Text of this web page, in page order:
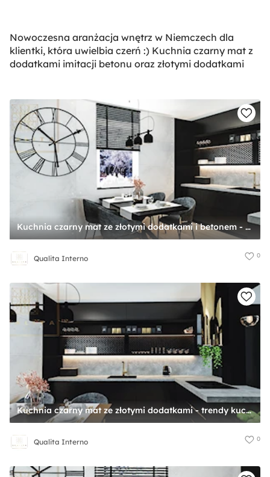
Nowoczesna aranżacja wnętrz w Niemczech dla
klientki, która uwielbia czerń :) Kuchnia czarny mat z
dodatkami imitacji betonu oraz złotymi dodatkami
Kuchnia czarny mat ze złotymi dodatkami i betonem - zdjęcie od Qualita Interno
Qualita Interno 0
Kuchnia czarny mat ze złotymi dodatkami - trendy kuchnie 2021 - zdjęcie od Qualita Interno
Qualita Interno 0